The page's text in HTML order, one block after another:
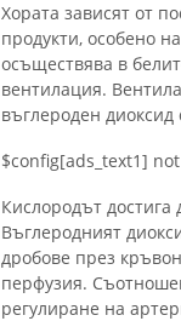
Хората зависят от
продукти, особено
осъществява в
вентилация.
въглероден диоксид
$config[ads_text1]
Кислородът
Въглеродният
дробове през
перфузия.
регулиране на